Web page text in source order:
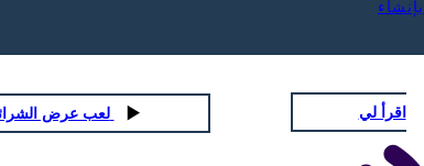
لعب عرض الشرائح اقرأ لي